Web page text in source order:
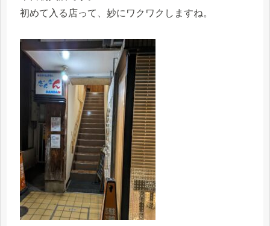
初めて入る店って、妙にワクワクしますね。